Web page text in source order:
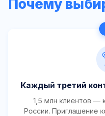
Почему
Каждый третий
1,5 млн клиентов —
России. Приглашение